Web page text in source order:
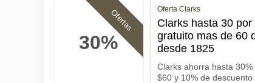
30%
Ofertas Oferta Clarks
Clarks hasta 30
gratuito mas de 60
desde 1825
Clarks ahorra hasta
$60 y 10% de